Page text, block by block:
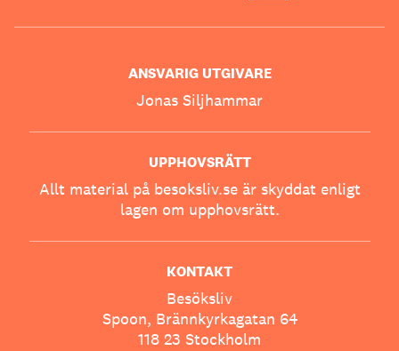
ANSVARIG UTGIVARE
Jonas Siljhammar
UPPHOVSRÄTT
Allt material på besoksliv.se är skyddat enligt
lagen om upphovsrätt.
KONTAKT
Besöksliv
Spoon, Brännkyrkagatan 64
118 23 Stockholm